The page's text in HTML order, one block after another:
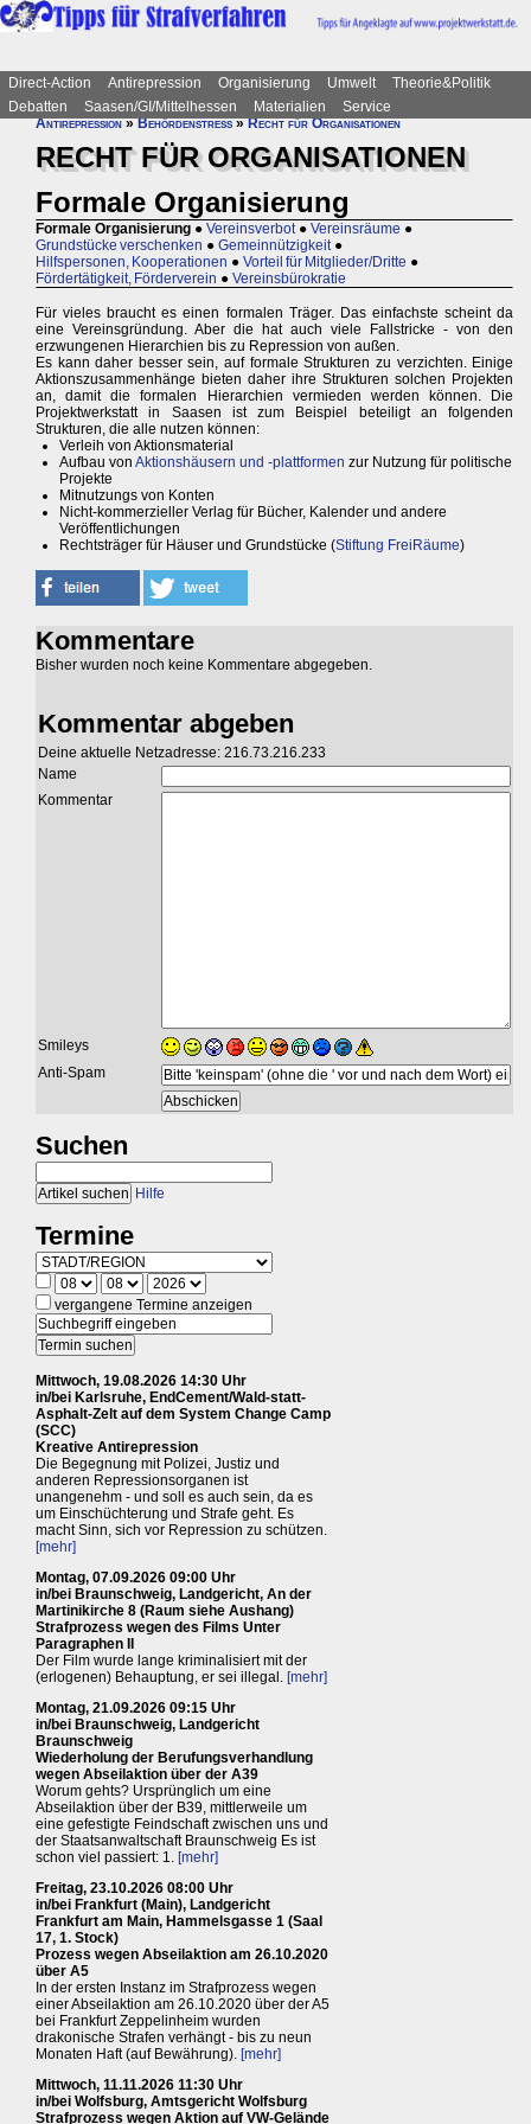
Direct-Action Antirepression Organisierung Umwelt
Theorie&Politik
Debatten
Saasen/GI/Mittelhessen Materialien
Service
Antirepression»Behördenstress»Recht für Organisationen
RECHT FÜR ORGANISATIONEN
Formale Organisierung
Formale Organisierung ● Vereinsverbot ● Vereinsräume ●
Grundstücke verschenken ● Gemeinnützigkeit ●
Hilfspersonen, Kooperationen ● Vorteil für Mitglieder/Dritte ●
Fördertätigkeit, Förderverein ● Vereinsbürokratie
Für vieles braucht es einen formalen Träger. Das einfachste scheint da
eine Vereinsgründung. Aber die hat auch viele Fallstricke - von den
erzwungenen Hierarchien bis zu Repression von außen.
Es kann daher besser sein, auf formale Strukturen zu verzichten. Einige
Aktionszusammenhänge bieten daher ihre Strukturen solchen Projekten
an, damit die formalen Hierarchien vermieden werden können. Die
Projektwerkstatt in Saasen ist zum Beispiel beteiligt an folgenden
Strukturen, die alle nutzen können:
Verleih von Aktionsmaterial
Aufbau von Aktionshäusern und -plattformen zur Nutzung für politische
Projekte
Mitnutzungs von Konten
Nicht-kommerzieller Verlag für Bücher, Kalender und andere
Veröffentlichungen
Rechtsträger für Häuser und Grundstücke (Stiftung FreiRäume)
Kommentare
Bisher wurden noch keine Kommentare abgegeben.
Kommentar abgeben
Deine aktuelle Netzadresse: 216.73.216.233
Name
Kommentar
Smileys
Anti-Spam
Suchen
Hilfe
Termine
vergangene Termine anzeigen
Mittwoch, 19.08.2026 14:30 Uhr
in/bei Karlsruhe, EndCement/Wald-statt-
Asphalt-Zelt auf dem System Change Camp
(SCC)
Kreative Antirepression
Die Begegnung mit Polizei, Justiz und
anderen Repressionsorganen ist
unangenehm - und soll es auch sein, da es
um Einschüchterung und Strafe geht. Es
macht Sinn, sich vor Repression zu schützen.
[mehr]
Montag, 07.09.2026 09:00 Uhr
in/bei Braunschweig, Landgericht, An der
Martinikirche 8 (Raum siehe Aushang)
Strafprozess wegen des Films Unter
Paragraphen II
Der Film wurde lange kriminalisiert mit der
(erlogenen) Behauptung, er sei illegal. [mehr]
Montag, 21.09.2026 09:15 Uhr
in/bei Braunschweig, Landgericht
Braunschweig
Wiederholung der Berufungsverhandlung
wegen Abseilaktion über der A39
Worum gehts? Ursprünglich um eine
Abseilaktion über der B39, mittlerweile um
eine gefestigte Feindschaft zwischen uns und
der Staatsanwaltschaft Braunschweig Es ist
schon viel passiert: 1. [mehr]
Freitag, 23.10.2026 08:00 Uhr
in/bei Frankfurt (Main), Landgericht
Frankfurt am Main, Hammelsgasse 1 (Saal
17, 1. Stock)
Prozess wegen Abseilaktion am 26.10.2020
über A5
In der ersten Instanz im Strafprozess wegen
einer Abseilaktion am 26.10.2020 über der A5
bei Frankfurt Zeppelinheim wurden
drakonische Strafen verhängt - bis zu neun
Monaten Haft (auf Bewährung). [mehr]
Mittwoch, 11.11.2026 11:30 Uhr
in/bei Wolfsburg, Amtsgericht Wolfsburg
Strafprozess wegen Aktion auf VW-Gelände